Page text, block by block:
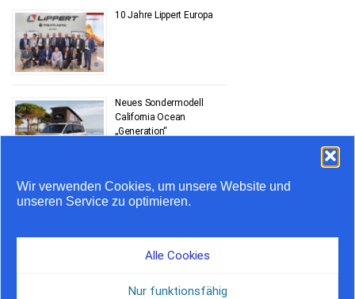
Wir verwenden Cookies, um unsere Website und
unseren Service zu optimieren.
Alle Cookies
Nur funktionsfähig
10 Jahre Lippert Europa
Neues Sondermodell
California Ocean
„Generation“
Stauprognose 10. bis 12.
Juli
in Europa